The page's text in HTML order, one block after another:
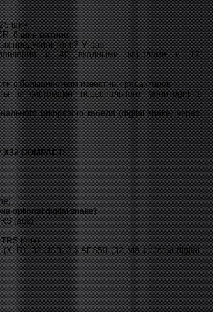
шин
6 шин матриц
предусилителей Midas
с 40 входными каналами и 17
с большинством известных редакторов
с системами персонального мониторинга
цифрового кабеля (digital snake) через
COMPACT:
optional digital snake)
(aux)
(aux)
32 USB, 2 x AES50 (32, via optional digital